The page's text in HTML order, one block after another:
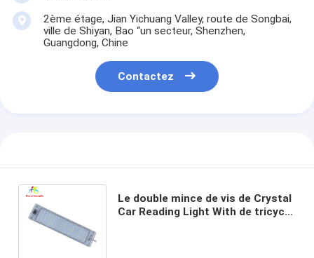
2ème étage, Jian Yichuang Valley, route de Songbai,
ville de Shiyan, Bao “un secteur, Shenzhen,
Guangdong, Chine
Contactez
Le double mince de vis de Crystal
Car Reading Light With de tricycle